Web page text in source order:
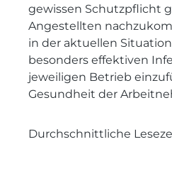
gewissen Schutzpflicht
Angestellten
in der aktuellen
besonders effektiven
jeweiligen Betrieb
Gesundheit der
Durchschnittliche